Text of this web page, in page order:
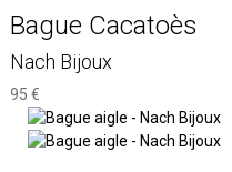
Bague Cacatoès
Nach Bijoux
95 €